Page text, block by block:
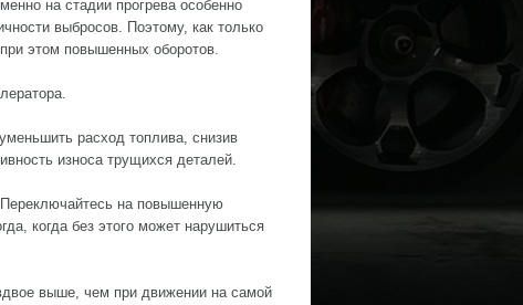
на стадии прогрева особенно
выбросов. Поэтому, как только
этом повышенных оборотов.
расход топлива, снизив
износа трущихся деталей.
Переключайтесь на повышенную
когда без этого может нарушиться
выше, чем при движении на самой